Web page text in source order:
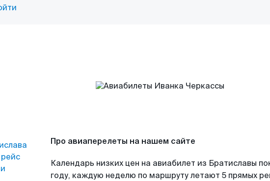
Про авиаперелеты на нашем сайте
Календарь низких цен на авиабилет из Братиславы
году, каждую неделю по маршруту летают 5 прямых